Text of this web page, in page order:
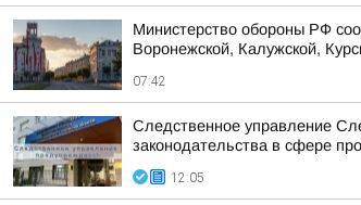
Министерство обороны РФ
Воронежской, Калужской,
07:42
Следственное управление
законодательства в сфере
12:05